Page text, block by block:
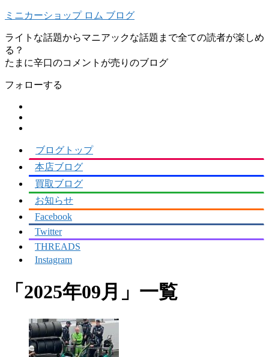
ミニカーショップ ロム ブログ
ライトな話題からマニアックな話題まで全ての読者が楽しめ
る？
フォローする
ブログトップ
本店ブログ
買取ブログ
お知らせ
Facebook
Twitter
THREADS
Instagram
「 2025年09月 」 一覧